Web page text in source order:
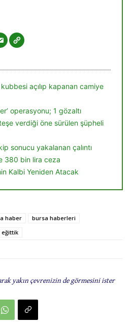
kubbesi açılıp kapanan camiye
operasyonu; 1 gözaltı
verdiği öne sürülen şüpheli
sonucu yakalanan çalıntı
380 bin lira ceza
Kalbi Yeniden Atacak
haber
bursa haberleri
eğittik
yakın çevrenizin de görmesini ister